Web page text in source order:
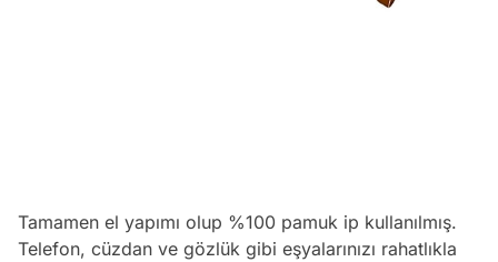
Tamamen el yapımı olup %100 pamuk ip kullanılmış.
Telefon, cüzdan ve gözlük gibi eşyalarınızı rahatlıkla